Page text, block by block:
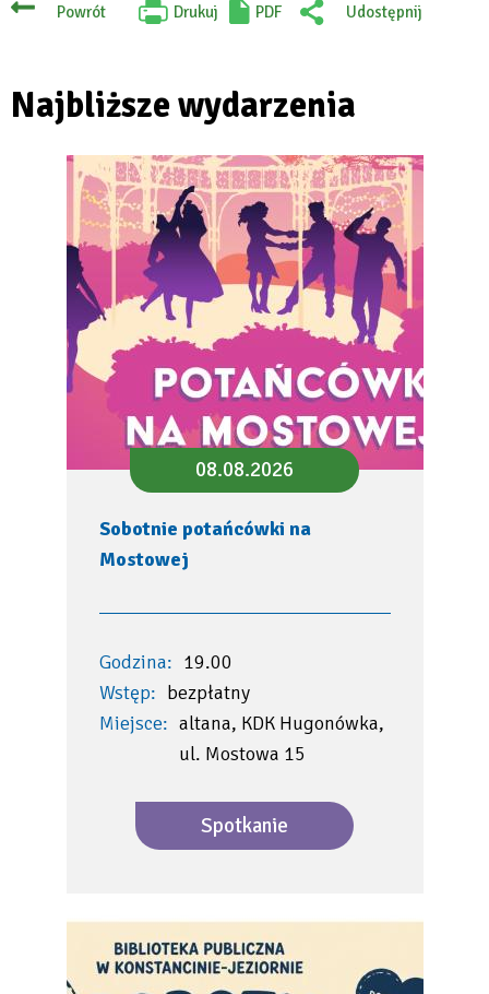
Powrót Drukuj
Will
PDF
Udostępnij
Najbliższe wydarzenia
08.08.2026
Sobotnie potańcówki na
Mostowej
Godzina: 19.00
Wstęp: bezpłatny
Miejsce: altana, KDK Hugonówka,
ul. Mostowa 15
Spotkanie